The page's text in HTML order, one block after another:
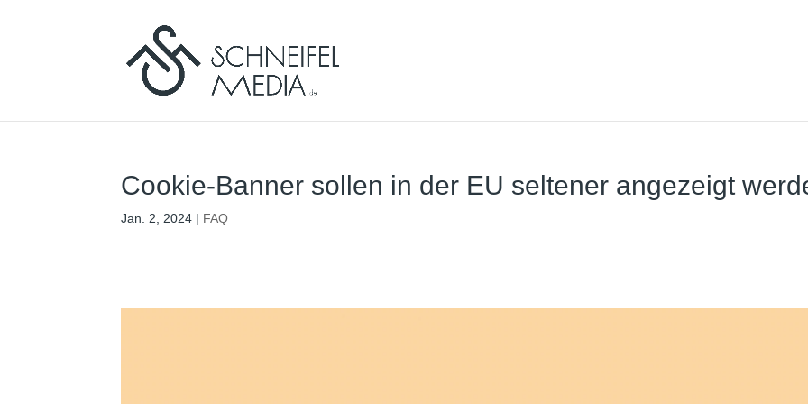
Cookie-Banner sollen in der EU seltener angezeigt
Jan. 2, 2024 | FAQ